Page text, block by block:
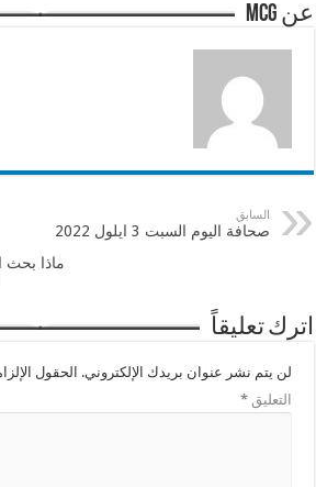
عن mcg
السابق
صحافة اليوم السبت 3 ايلول 2022
ماذا بحث
اترك تعليقاً
لن يتم نشر عنوان بريدك الإلكتروني. الحقول
التعليق*